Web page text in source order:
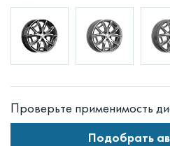
Проверьте применимость
Подобрать